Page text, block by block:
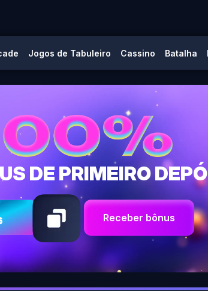
Jogos de Tabuleiro Cassino Batalha
DE PRIMEIRO
Receber bônus